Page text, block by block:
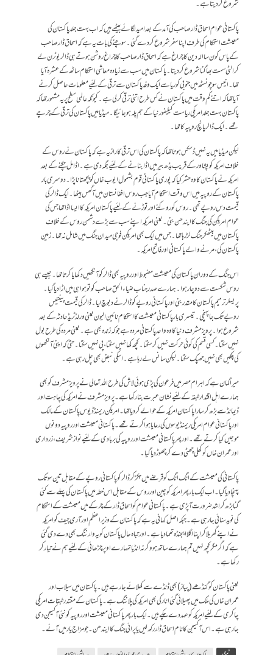
شروع کر دیتا ہے۔
پاکستانی عوام اسحاق ڈار صاحب کی آمد کے بعد امید لگائے بیٹھے ہیں کہ اب بہت جلد پاکستان کی
معیشت استحکام کی طرف اپنا سفر شروع کر دے گئی۔ سوچنے کی بات یہ ہے کہ اسحاق ڈار صاحب
کے پاس کون سا الہ دین کا چراغ ہے کہ اسحاق ڈار صاحب کا چراغ روشن ہوتے ہی ڈالر یو ٹرن لے
کرالٹی سمت بھاگنا شروع کر دیتا۔ پاکستان میں سب سے زیادہ معاشی استحکام ساٹھ کے عشرہ آیا
تھا۔ انیس سو چونسٹھ میں جنوبی کوریا سے ایک وفد پاکستان سے ترقی کے لئیے معلومات حاصل کرنے
آیا تھا کہ اتنے کم وقت میں پاکستان نے کس طرح اتنی ترقی کرلی ہے۔ کیونکہ عالمی سطح پر یہ مشہور تھا کہ
پاکستان بہت جلد امریکی ریاست کیلیفورنیا کے ہم پلہ ہو جائیگا۔ میڈیا میں پاکستان کی ترقی کے چرچے
تھے۔ ایک ڈالر پانچ روپیہ کا تھا۔
لیکن میڈیا میں یہ نہیں ڈسکس ہوتا تھا کہ پاکستان کی اس ترقی کا راز یہ ہے کہ پاکستان نے روس کے
خلاف امریکہ کو پشاور کے قریب بڈھ بیر میں اڈا بنانے کے لئیے جگہ دی ہے۔ اڈا مل چکنے کے بعد
امریکہ نے پاکستان کا وہ حشر کیا کہ پوری پاکستانی قوم بشمول ایوب خاں کو پچھتانا پڑا۔ دوسری بار
پاکستان کے روپیہ میں اس وقت استحکام آیا جب روس افغانستان میں آ گھس بیٹھا۔ایک ڈالر کی
قیمت دس روپے تھی۔ روس کو روکنے اور توڑنے کے لئیے پاکستان امریکہ کا ایسا اڈا تھا جس کی
عوام امریکن کی جنگ کا ایندھن بنی۔ یعنی امریکہ اپنے سب سے بڑے دشمن روس کے خلاف
پاکستان میں بیٹھکر جنگ لڑ رہا تھا۔ جس میں ایک بھی امریکن فوجی میدان جنگ میں شامل نہ تھا۔ زمین
پاکستان کی ، مرنے والے پاکستانی اور فاتح امریکہ۔
اس جنگ کے دوران پاکستان کی معیشت مضبوط اور روپیہ بھی ڈالر کو آنکھیں دکھایا کرتا تھا۔ جیسے ہی
روس شکست سے دوچار ہوا۔ ہمارے صدر جناب ضیاء الحق صاحب کو تو ہوا ہی میں اڑا دیا گیا۔
پریسلر ترمیم پاکستان کا مقدر بنی اور پاکستانی روپے کو ڈالر نے دبوچ لیا۔ ڈالر کی قیمت پینتیس
روپے تک جا پہنچی۔ تیسری بار پاکستانی معیشت کا استحکام نائین الیون یعنی ورلڈ ٹریڈ حادثہ کے بعد
شروع ہوا۔ پرویز مشرف دنیا کا وہ واحد پاکستانی مردہ ہے جو کہ زندہ بھی ہے۔ یعنی مردہ کی طرح بول
نہیں سکتا۔ کسی قسم کی کوئی حرکت نہیں کر سکتا۔ کچھ کھا نہیں سکتا ، پی نہیں سکتا۔ حتی کہ اپنی آنکھوں
کی پلکیں بھی نہیں جھپک سکتا۔ لیکن سانس لے رہا ہے۔ اسکی نبض بھی چل رہی ہے۔
میرا گمان ہے کہ اہرام مصر میں فرعون کی پڑی ہوئی لاش کی طرح اللہ تعالی نے پرویز مشرف کو بھی
ہمارے اہل اقتدار طبقہ کے لئیے نشان عبرت بنا رکھا ہے۔ پرویز مشرف نے امریکہ کی چاہت اور
ڈیمانڈ سے بڑھ کر سارا پاکستان امریکہ کے حوالے کر دیا تھا۔ امریکن ریمنڈ ڈیوس پاکستان کے مالک
اور پاکستانی عوام امریکی ریمنڈیوسوں کی رعایا ہوا کرتے تھے۔ پاکستانی معیشت اور روپیہ دونوں
موجیں کیا کرتے تھے۔ اور پھر پاکستانی معیشت اور روپیہ کی بربادی کے لئیے نواز شریف ، زرداری
اور عمران خاں کو کھلی چھٹی دے کر چھوڑ دیا گیا۔
پاکستانی کی معیشت کے انگ انگ کو قرضے میں جکڑ کر ڈالر کو پاکستانی روپے کے مقابل تین سو تک
پہنچا دیا گیا۔ اب ایک بار پھر امریکہ کو چین اور روس کے مقابل اس خطہ میں پاکستان کی پہلے سے کئی
گنا بڑھ کر اشد ضرورت آ پڑی ہے۔ پاکستانی عوام کو اسحاق ڈار کے چرکے میں معیشت کے استحکام
کی نوید سنائی جا رہی ہے۔ جبکہ اصل کہانی یہ ہے کہ پاکستان کے وزیر اعظم اور آرمی چیف کو امریکہ
نے اپنے گھر بلا کر اپنا اگلا ایجنڈہ تھما دیا ہے۔ اور تباہ حال پاکستان کو یہ وارننگ بھی دے دی گئی
ہے کہ اگر مگر کچھ نہیں تم ہمارے ساتھ ہو وگرنہ انڈیا تمہارے اوپر چڑھائی کے لئیے ہم نے تیار کر
رکھا ہے۔
یعنی پاکستان کو گنڈھے ( پیاز ) بھی ڈنڈے سے کھلائے جا رہے ہیں۔ پاکستان میں سیلاب اور
عمران خاں کی ملک میں پھیلائی گئی انارکی بھی امریکہ کی پلاننگ ہے۔ پاکستان کے مقتدر طبقات امریکی
چاکری کے لئیے امریکہ کو عہد دے چکے ہیں۔ ایک بار پھر پاکستانی معیشت اور روپیہ کو نئی آکسیجن دی
جارہی ہے۔ اس آکسیجن کا نام اسحاق ڈار رکھ لیں یا پرائی جنگ کا ایندھن۔ جو مزاج یار میں آئے۔